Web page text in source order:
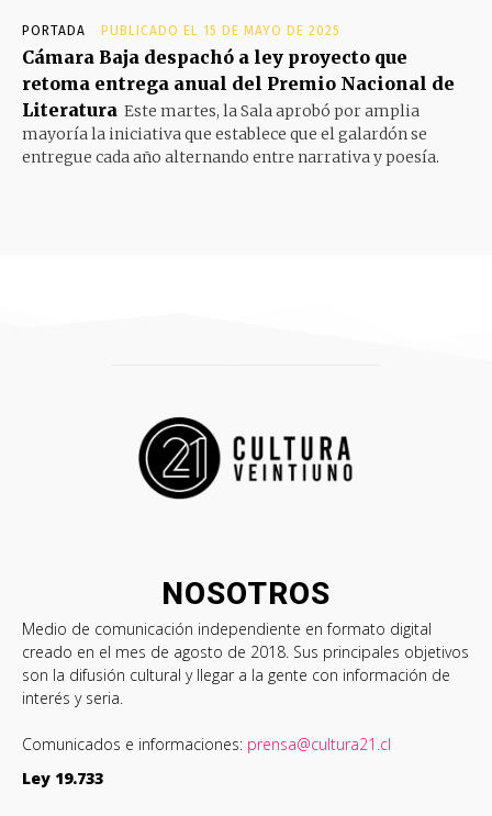
PORTADA PUBLICADO EL 15 DE MAYO DE 2025
Cámara Baja despachó a ley proyecto que
retoma entrega anual del Premio Nacional de
Literatura Este martes, la Sala aprobó por amplia
mayoría la iniciativa que establece que el galardón se
entregue cada año alternando entre narrativa y poesía.
NOSOTROS
Medio de comunicación independiente en formato digital
creado en el mes de agosto de 2018. Sus principales objetivos
son la difusión cultural y llegar a la gente con información de
interés y seria.
Comunicados e informaciones: prensa@cultura21.cl
Ley 19.733